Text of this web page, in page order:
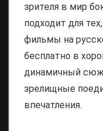
зрителя в мир
подходит для
фильмы на
бесплатно в
динамичный
зрелищные
впечатления.